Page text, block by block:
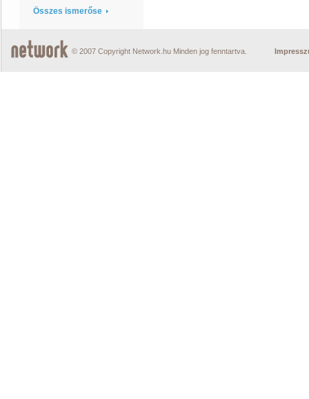
Összes ismerőse
© 2007 Copyright Network.hu Minden jog fenntartva.